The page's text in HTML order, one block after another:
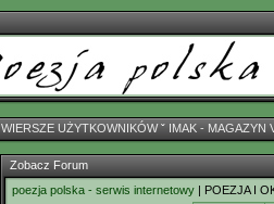
WIERSZE UŻYTKOWNIKÓWˇ IMAK - MAGAZYN
Zobacz Forum
poezja polska - serwis internetowy | POEZJA I